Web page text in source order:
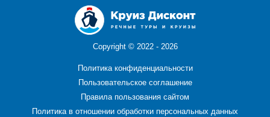
Copyright © 2022 - 2026
Политика конфиденциальности
Пользовательское соглашение
Правила пользования сайтом
Политика в отношении обработки персональных данных